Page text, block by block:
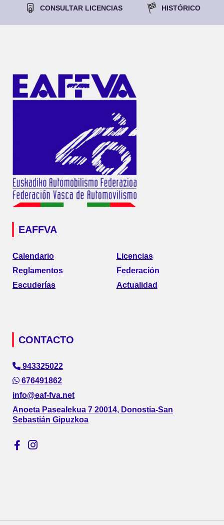
CONSULTAR LICENCIAS
HISTÓRICO
EAFFVA
Calendario
Reglamentos
Escuderías
Licencias
Federación
Actualidad
CONTACTO
943325022
676491862
info@eaf-fva.net
Anoeta Pasealekua 7 20014, Donostia-San
Sebastián Gipuzkoa